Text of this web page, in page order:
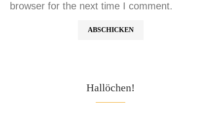
browser for the next time I comment.
Hallöchen!